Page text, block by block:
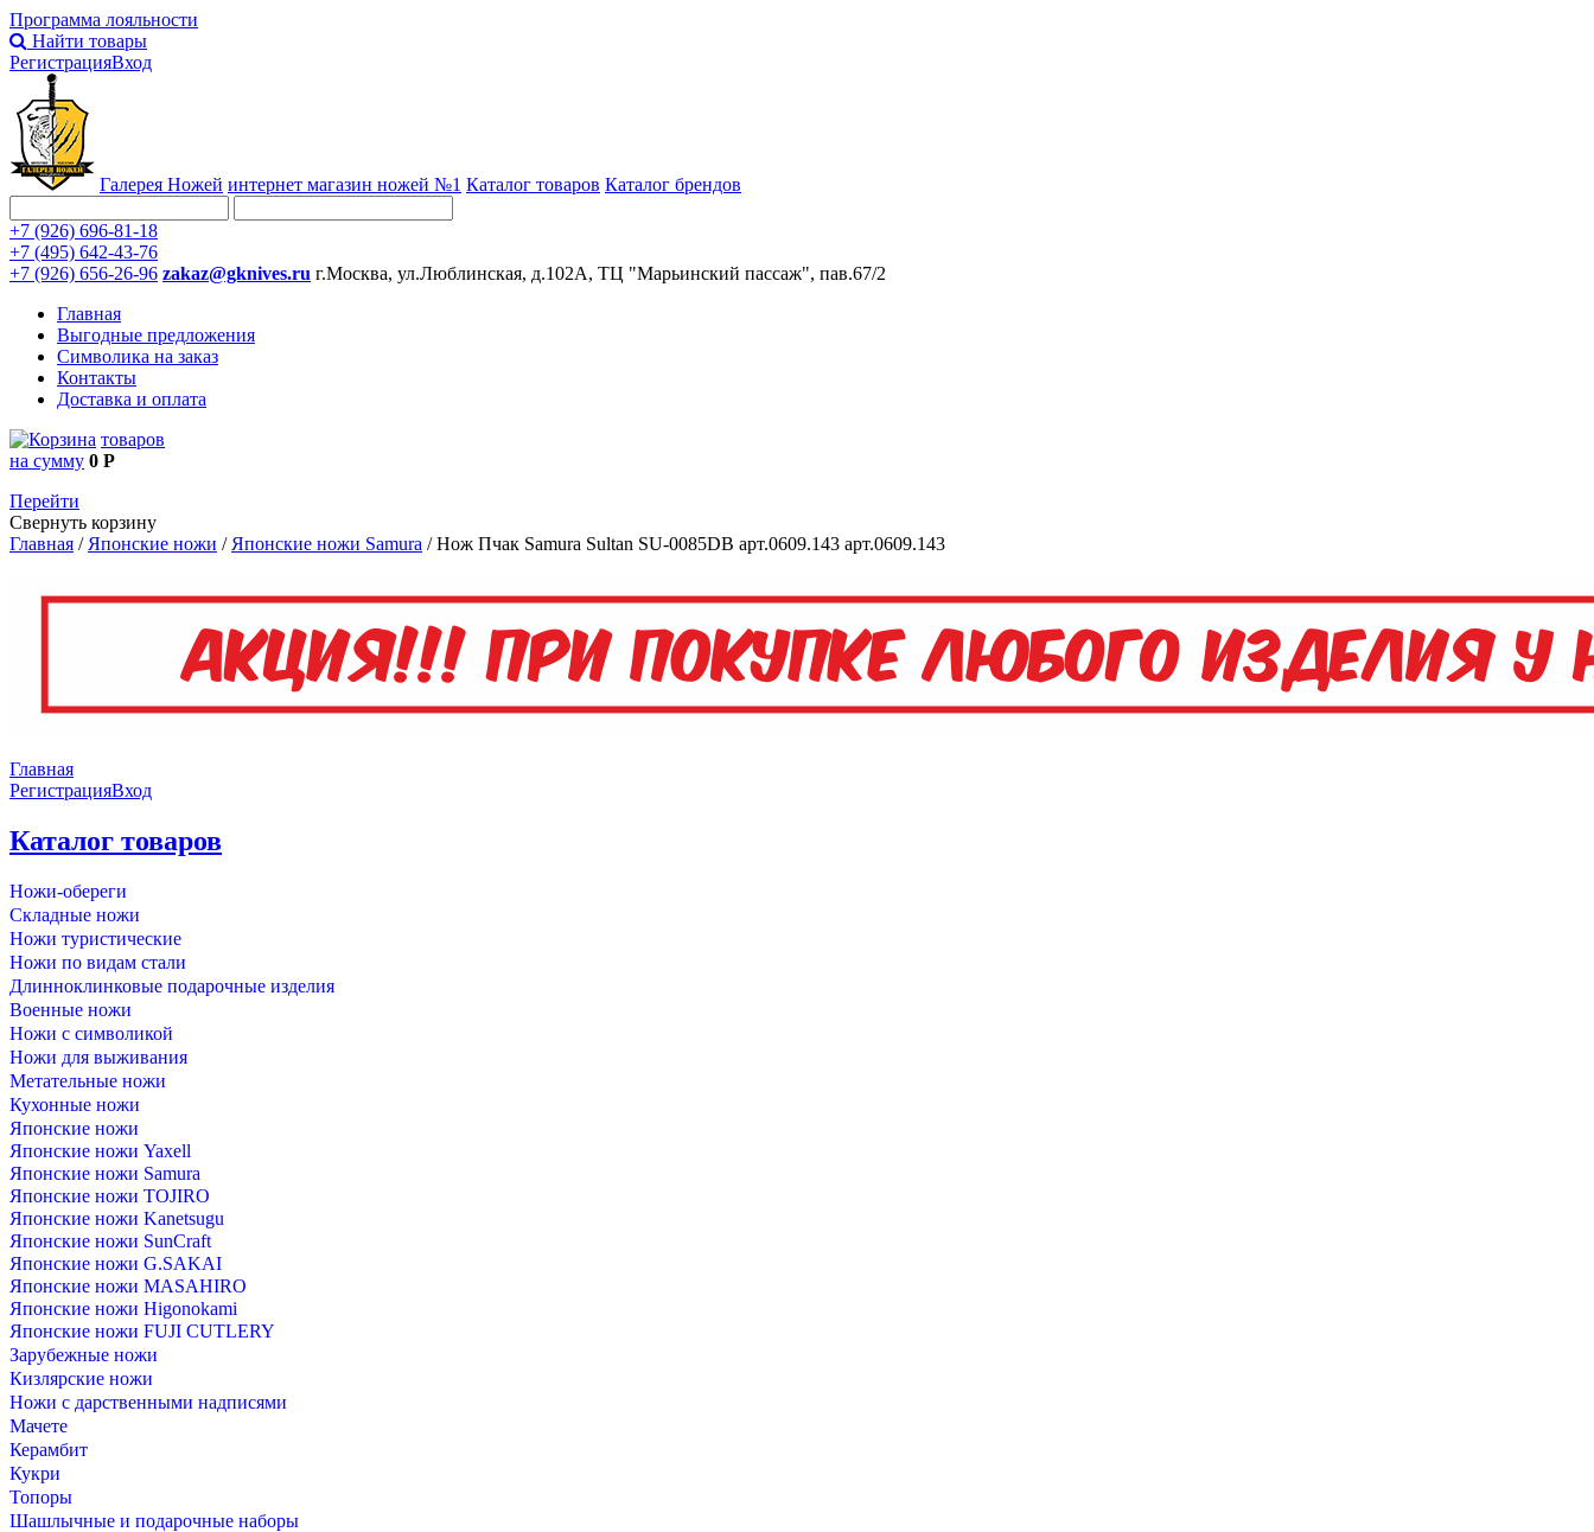
Программа лояльности
Найти товары
РегистрацияВход
Галерея Ножей интернет магазин ножей №1 Каталог товаров Каталог брендов
+7 (926) 696-81-18
+7 (495) 642-43-76
+7 (926) 656-26-96 zakaz@gknives.ru г.Москва, ул.Люблинская, д.102А, ТЦ "Марьинский пассаж", пав.67/2
Главная
Выгодные предложения
Символика на заказ
Контакты
Доставка и оплата
товаров
на сумму 0 Р
Перейти
Свернуть корзину
Главная / Японские ножи / Японские ножи Samura /Нож Пчак Samura Sultan SU-0085DB арт.0609.143 арт.0609.143
Главная
РегистрацияВход
Каталог товаров
Ножи-обереги
Складные ножи
Ножи туристические
Ножи по видам стали
Длинноклинковые подарочные изделия
Военные ножи
Ножи с символикой
Ножи для выживания
Метательные ножи
Кухонные ножи
Японские ножи
Японскиe ножи Yaxell
Японские ножи Samura
Японские ножи TOJIRO
Японские ножи Kanetsugu
Японские ножи SunCraft
Японские ножи G.SAKAI
Японские ножи MASAHIRO
Японские ножи Higonokami
Японские ножи FUJI CUTLERY
Зарубежные ножи
Кизлярские ножи
Ножи с дарственными надписями
Мачете
Керамбит
Кукри
Топоры
Шашлычные и подарочные наборы